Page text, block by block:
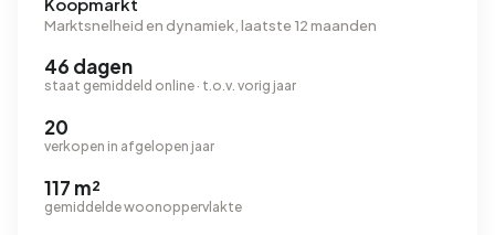
Marktsnelheid en dynamiek, laatste 12 maanden
46 dagen
staat gemiddeld online · t.o.v. vorig jaar
20
verkopen in afgelopen jaar
117 m²
gemiddelde woonoppervlakte